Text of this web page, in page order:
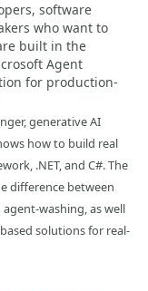
software
who want to
built in the
Agent
for production-
generative AI
how to build real
.NET, and C#. The
difference between
washing, as well
solutions for real-